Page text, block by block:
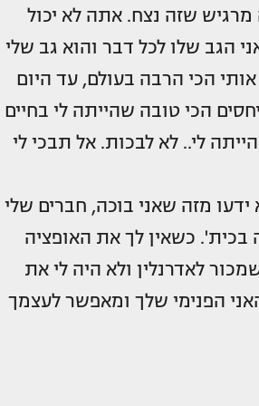
אתה מרגיש שזה נצח. אתה לא יכול
הגב שלו לכל דבר והוא גב שלי
הכי הרבה בעולם, עד היום
הכי טובה שהייתה לי בחיים
לי.. לא לבכות. אל תבכי לי
ידעו מזה שאני בוכה, חברים שלי
בכית'. כשאין לך את האופציה
לאדרנלין ולא היה לי את
הפנימי שלך ומאפשר לעצמך